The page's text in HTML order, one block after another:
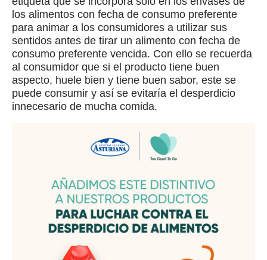
los alimentos con fecha de consumo preferente
para animar a los consumidores a utilizar sus
sentidos antes de tirar un alimento con fecha de
consumo preferente vencida. Con ello se recuerda
al consumidor que si el producto tiene buen
aspecto, huele bien y tiene buen sabor, este se
puede consumir y así se evitaría el desperdicio
innecesario de mucha comida.